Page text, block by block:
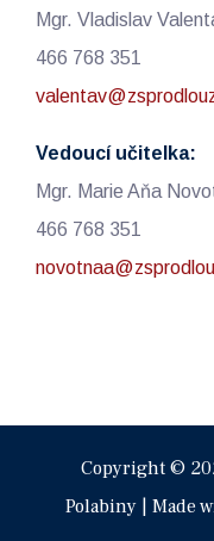
Mgr. Vladislav
466 768 351
Vedoucí učitelka:
Mgr. Marie Aňa
466 768 351
Copyright ©
Polabiny | Made